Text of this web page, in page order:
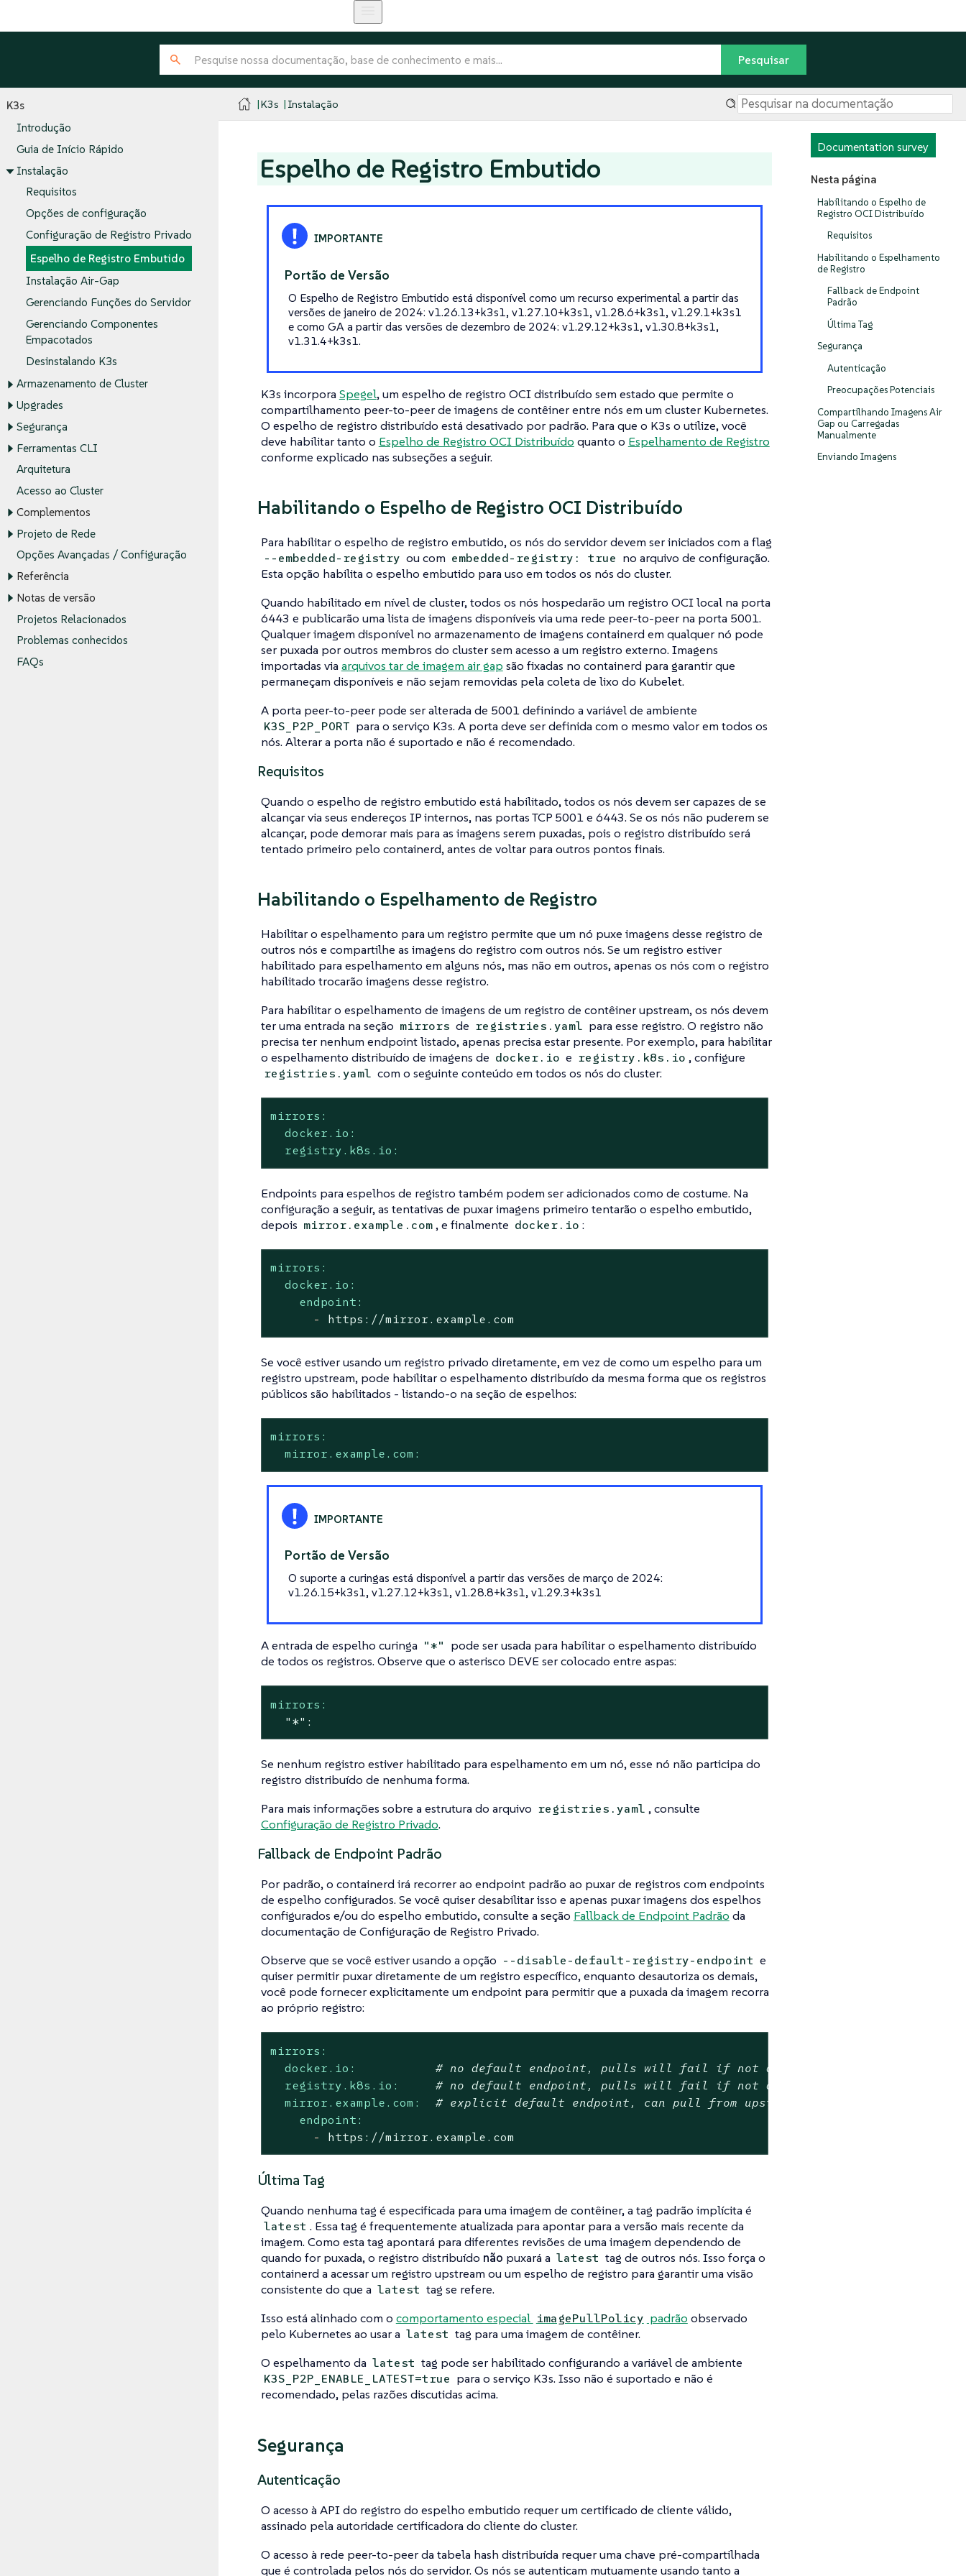
K3s
Introdução
Guia de Início Rápido
Instalação
Requisitos
Opções de configuração
Configuração de Registro Privado
Espelho de Registro Embutido
Instalação Air-Gap
Gerenciando Funções do Servidor
Gerenciando Componentes
Empacotados
Desinstalando K3s
Armazenamento de Cluster
Upgrades
Segurança
Ferramentas CLI
Arquitetura
Acesso ao Cluster
Complementos
Projeto de Rede
Opções Avançadas / Configuração
Referência
Notas de versão
Projetos Relacionados
Problemas conhecidos
FAQs
K3s Instalação
Documentation survey
Nesta página
Habilitando o Espelho de
Registro OCI Distribuído
Requisitos
Habilitando o Espelhamento
de Registro
Fallback de Endpoint
Padrão
Última Tag
Segurança
Autenticação
Preocupações Potenciais
Compartilhando Imagens Air
Gap ou Carregadas
Manualmente
Enviando Imagens
Espelho de Registro Embutido
Portão de Versão
O Espelho de Registro Embutido está disponível como um recurso experimental a partir das
versões de janeiro de 2024: v1.26.13+k3s1, v1.27.10+k3s1, v1.28.6+k3s1, v1.29.1+k3s1
e como GA a partir das versões de dezembro de 2024: v1.29.12+k3s1, v1.30.8+k3s1,
v1.31.4+k3s1.
K3s incorpora Spegel, um espelho de registro OCI distribuído sem estado que permite o
compartilhamento peer-to-peer de imagens de contêiner entre nós em um cluster Kubernetes.
O espelho de registro distribuído está desativado por padrão. Para que o K3s o utilize, você
deve habilitar tanto o Espelho de Registro OCI Distribuído quanto o Espelhamento de Registro
conforme explicado nas subseções a seguir.
Habilitando o Espelho de Registro OCI Distribuído
Para habilitar o espelho de registro embutido, os nós do servidor devem ser iniciados com a flag
--embedded-registry ou com embedded-registry: true no arquivo de configuração.
Esta opção habilita o espelho embutido para uso em todos os nós do cluster.
Quando habilitado em nível de cluster, todos os nós hospedarão um registro OCI local na porta
6443 e publicarão uma lista de imagens disponíveis via uma rede peer-to-peer na porta 5001.
Qualquer imagem disponível no armazenamento de imagens containerd em qualquer nó pode
ser puxada por outros membros do cluster sem acesso a um registro externo. Imagens
importadas via arquivos tar de imagem air gap são fixadas no containerd para garantir que
permaneçam disponíveis e não sejam removidas pela coleta de lixo do Kubelet.
A porta peer-to-peer pode ser alterada de 5001 definindo a variável de ambiente
K3S_P2P_PORT para o serviço K3s. A porta deve ser definida com o mesmo valor em todos os
nós. Alterar a porta não é suportado e não é recomendado.
Requisitos
Quando o espelho de registro embutido está habilitado, todos os nós devem ser capazes de se
alcançar via seus endereços IP internos, nas portas TCP 5001 e 6443. Se os nós não puderem se
alcançar, pode demorar mais para as imagens serem puxadas, pois o registro distribuído será
tentado primeiro pelo containerd, antes de voltar para outros pontos finais.
Habilitando o Espelhamento de Registro
Habilitar o espelhamento para um registro permite que um nó puxe imagens desse registro de
outros nós e compartilhe as imagens do registro com outros nós. Se um registro estiver
habilitado para espelhamento em alguns nós, mas não em outros, apenas os nós com o registro
habilitado trocarão imagens desse registro.
Para habilitar o espelhamento de imagens de um registro de contêiner upstream, os nós devem
ter uma entrada na seção mirrors de registries.yaml para esse registro. O registro não
precisa ter nenhum endpoint listado, apenas precisa estar presente. Por exemplo, para habilitar
o espelhamento distribuído de imagens de docker.io e registry.k8s.io , configure
registries.yaml com o seguinte conteúdo em todos os nós do cluster:
mirrors:
docker.io:
registry.k8s.io:
Endpoints para espelhos de registro também podem ser adicionados como de costume. Na
configuração a seguir, as tentativas de puxar imagens primeiro tentarão o espelho embutido,
depois mirror.example.com , e finalmente docker.io :
mirrors:
docker.io:
endpoint:
-
https://mirror.example.com
Se você estiver usando um registro privado diretamente, em vez de como um espelho para um
registro upstream, pode habilitar o espelhamento distribuído da mesma forma que os registros
públicos são habilitados - listando-o na seção de espelhos:
mirrors:
mirror.example.com:
Portão de Versão
O suporte a curingas está disponível a partir das versões de março de 2024:
v1.26.15+k3s1, v1.27.12+k3s1, v1.28.8+k3s1, v1.29.3+k3s1
A entrada de espelho curinga "*" pode ser usada para habilitar o espelhamento distribuído
de todos os registros. Observe que o asterisco DEVE ser colocado entre aspas:
mirrors:
"*" :
Se nenhum registro estiver habilitado para espelhamento em um nó, esse nó não participa do
registro distribuído de nenhuma forma.
Para mais informações sobre a estrutura do arquivo registries.yaml , consulte
Configuração de Registro Privado.
Fallback de Endpoint Padrão
Por padrão, o containerd irá recorrer ao endpoint padrão ao puxar de registros com endpoints
de espelho configurados. Se você quiser desabilitar isso e apenas puxar imagens dos espelhos
configurados e/ou do espelho embutido, consulte a seção Fallback de Endpoint Padrão da
documentação de Configuração de Registro Privado.
Observe que se você estiver usando a opção --disable-default-registry-endpoint e
quiser permitir puxar diretamente de um registro específico, enquanto desautoriza os demais,
você pode fornecer explicitamente um endpoint para permitir que a puxada da imagem recorra
ao próprio registro:
mirrors:
docker.io:
# no default endpoint, pulls will fail if not available on a node
registry.k8s.io:
# no default endpoint, pulls will fail if not available on a node
mirror.example.com:
# explicit default endpoint, can pull from upstream if not available on a
endpoint:
-
https://mirror.example.com
Última Tag
Quando nenhuma tag é especificada para uma imagem de contêiner, a tag padrão implícita é
latest . Essa tag é frequentemente atualizada para apontar para a versão mais recente da
imagem. Como esta tag apontará para diferentes revisões de uma imagem dependendo de
quando for puxada, o registro distribuído não puxará a latest tag de outros nós. Isso força o
containerd a acessar um registro upstream ou um espelho de registro para garantir uma visão
consistente do que a latest tag se refere.
Isso está alinhado com o comportamento especial imagePullPolicy padrão observado
pelo Kubernetes ao usar a latest tag para uma imagem de contêiner.
O espelhamento da latest tag pode ser habilitado configurando a variável de ambiente
K3S_P2P_ENABLE_LATEST=true para o serviço K3s. Isso não é suportado e não é
recomendado, pelas razões discutidas acima.
Segurança
Autenticação
O acesso à API do registro do espelho embutido requer um certificado de cliente válido,
assinado pela autoridade certificadora do cliente do cluster.
O acesso à rede peer-to-peer da tabela hash distribuída requer uma chave pré-compartilhada
que é controlada pelos nós do servidor. Os nós se autenticam mutuamente usando tanto a